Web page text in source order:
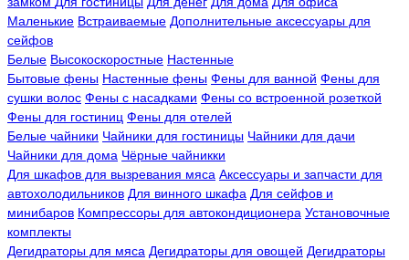
Маленькие Встраиваемые Дополнительные аксессуары для
сейфов
Белые Высокоскоростные Настенные
Бытовые фены Настенные фены Фены для ванной Фены для
сушки волос Фены с насадками Фены со встроенной розеткой
Фены для гостиниц Фены для отелей
Белые чайники Чайники для гостиницы Чайники для дачи
Чайники для дома Чёрные чайникки
Для шкафов для вызревания мяса Аксессуары и запчасти для
автохолодильников Для винного шкафа Для сейфов и
минибаров Компрессоры для автокондиционера Установочные
комплекты
Дегидраторы для мяса Дегидраторы для овощей Дегидраторы